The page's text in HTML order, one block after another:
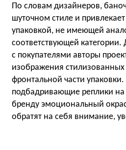
По словам дизайнеров,
шуточном стиле и
упаковкой, не имеющей
соответствующей
с покупателями авторы
изображения стилизованных
фронтальной части
подбадривающие реплики на
бренду эмоциональный
обратят на себя внимание,